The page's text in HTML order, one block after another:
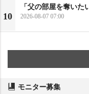
10
「父の部屋を奪い
2026-08-07 07:00
モニター募集